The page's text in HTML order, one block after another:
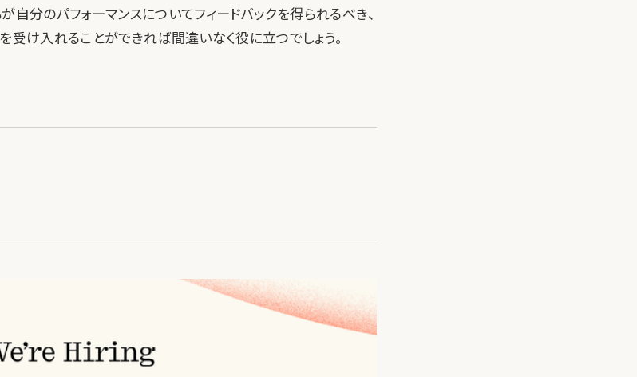
自分のパフォーマンスについてフィードバックを得られるべき、
受け入れることができれば間違いなく役に立つでしょう。